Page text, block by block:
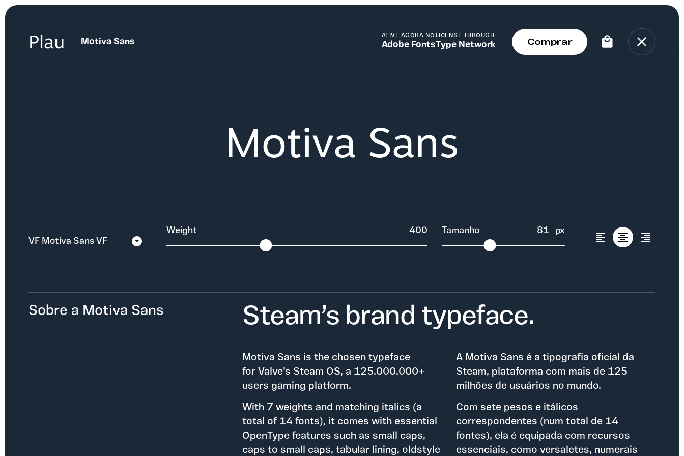
Plau Motiva Sans ATIVE AGORA NO
Adobe Fonts
LICENSE THROUGH
Type Network
Motiva Sans
Weight 400 Tamanho 81 px
Sobre a Motiva Sans Steam’s brand typeface.
Motiva Sans is the chosen typeface
forValve’s Steam OS, a 125.000.000+
users gaming platform.
With 7 weights and matching italics (a
total of 14 fonts), it comes with essential
OpenType features such as small caps,
caps to small caps, tabular lining, oldstyle
A Motiva Sans é a tipografia oficial da
Steam, plataforma com mais de 125
milhões de usuários no mundo.
Com sete pesos e itálicos
correspondentes (num total de 14
fontes), ela é equipada com recursos
essenciais, como versaletes, numerais